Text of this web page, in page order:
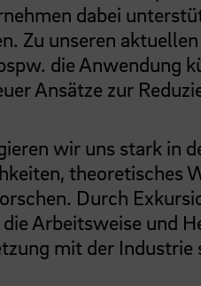
dabei
Zu unseren
die Anwendung
Ansätze zur
wir uns stark in
theoretisches
Durch
Arbeitsweise und
mit der